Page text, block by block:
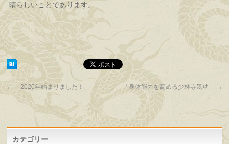
晴らしいことであります。
← 「2020年始まりました！」 「身体能力を高める少林寺気功」 →
カテゴリー